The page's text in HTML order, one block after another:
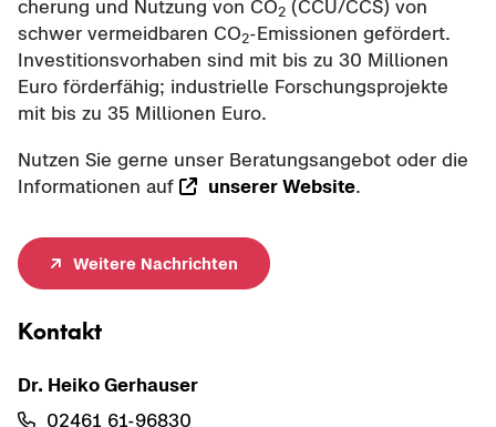
che­rung und Nut­zung von CO2 (CCU/CCS) von
schwer ver­meid­ba­ren CO2-​Emissionen ge­för­dert.
In­ves­ti­ti­ons­vor­ha­ben sind mit bis zu 30 Mil­lio­nen
Euro för­der­fä­hig; in­dus­tri­el­le For­schungs­pro­jek­te
mit bis zu 35 Mil­lio­nen Euro.
Nut­zen Sie gerne unser Be­ra­tungs­an­ge­bot oder die
In­for­ma­tio­nen auf
un­se­rer Web­site.
Wei­te­re Nach­rich­ten
Kon­takt
Dr. Heiko Ger­hau­ser
02461 61-​96830